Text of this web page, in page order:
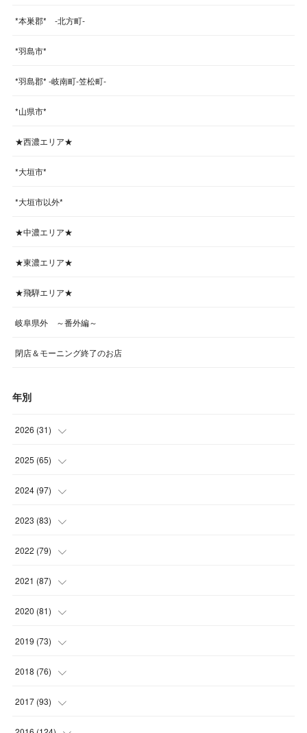
*本巣郡* -北方町-
*羽島市*
*羽島郡* -岐南町-笠松町-
*山県市*
★西濃エリア★
*大垣市*
*大垣市以外*
★中濃エリア★
★東濃エリア★
★飛騨エリア★
岐阜県外 ～番外編～
閉店＆モーニング終了のお店
年別
2026 (31)
(4
(4
(5
(4
2025 (65)
(5
(6
(6
(6
2024 (97)
(5
(7
(7
(8
2023 (83)
(6
(7
(7
(9
2022 (79)
(4
(8
(10 )
(7
2021 (87)
(12 )
(9
(11 )
(1
2020 (81)
(10 )
(11 )
(8
(7)
2019 (73)
(4
(6
(4)
2018 (76)
(9
(3)
2017 (93)